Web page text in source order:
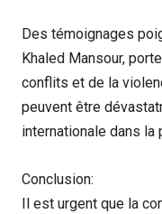
Des témoignages
Khaled Mansour,
conflits et de la
peuvent être
internationale dans
Conclusion:
Il est urgent que la